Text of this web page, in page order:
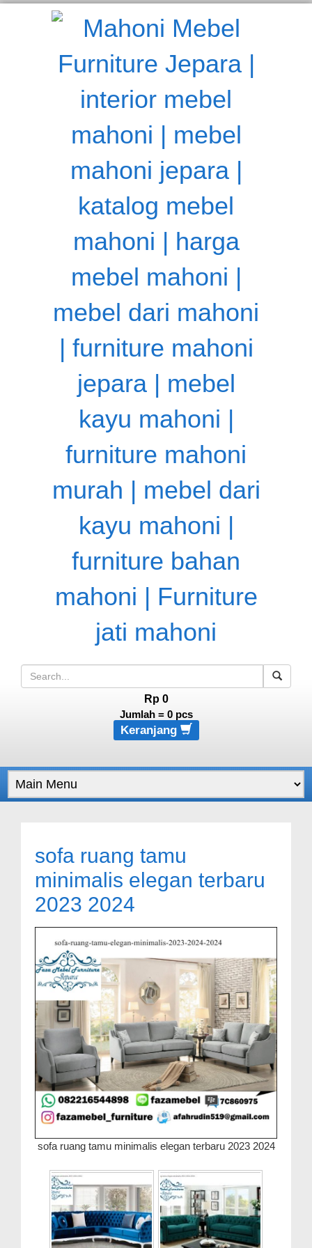
Rp 0
Jumlah = 0pcs
Keranjang
sofa ruang tamu
minimalis elegan terbaru
2023 2024
sofa ruang tamu minimalis elegan terbaru 2023 2024